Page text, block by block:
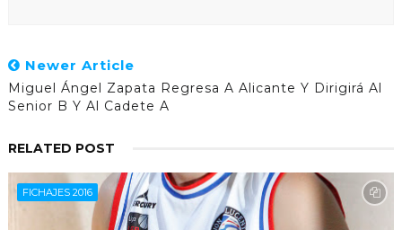
Newer Article
Miguel Ángel Zapata Regresa A Alicante Y Dirigirá Al
Senior B Y Al Cadete A
RELATED POST
FICHAJES 2016